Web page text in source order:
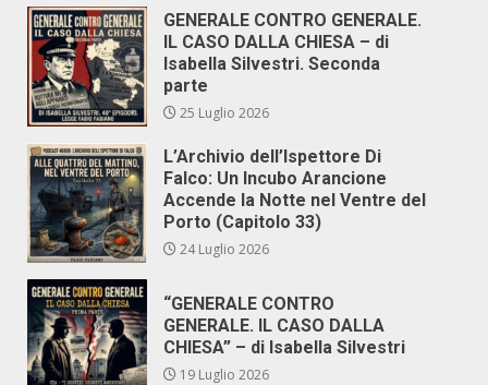
GENERALE CONTRO GENERALE.
IL CASO DALLA CHIESA – di
Isabella Silvestri. Seconda
parte
25 Luglio 2026
L’Archivio dell’Ispettore Di
Falco: Un Incubo Arancione
Accende la Notte nel Ventre del
Porto (Capitolo 33)
24 Luglio 2026
“GENERALE CONTRO
GENERALE. IL CASO DALLA
CHIESA” – di Isabella Silvestri
19 Luglio 2026